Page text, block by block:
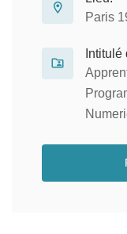
Paris
Intitulé